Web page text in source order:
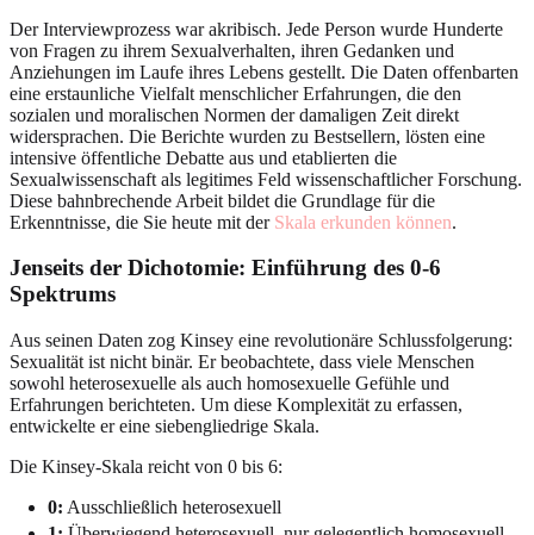
Der Interviewprozess war akribisch. Jede Person wurde Hunderte
von Fragen zu ihrem Sexualverhalten, ihren Gedanken und
Anziehungen im Laufe ihres Lebens gestellt. Die Daten offenbarten
eine erstaunliche Vielfalt menschlicher Erfahrungen, die den
sozialen und moralischen Normen der damaligen Zeit direkt
widersprachen. Die Berichte wurden zu Bestsellern, lösten eine
intensive öffentliche Debatte aus und etablierten die
Sexualwissenschaft als legitimes Feld wissenschaftlicher Forschung.
Diese bahnbrechende Arbeit bildet die Grundlage für die
Erkenntnisse, die Sie heute mit der Skala erkunden können.
Jenseits der Dichotomie: Einführung des 0-6
Spektrums
Aus seinen Daten zog Kinsey eine revolutionäre Schlussfolgerung:
Sexualität ist nicht binär. Er beobachtete, dass viele Menschen
sowohl heterosexuelle als auch homosexuelle Gefühle und
Erfahrungen berichteten. Um diese Komplexität zu erfassen,
entwickelte er eine siebengliedrige Skala.
Die Kinsey-Skala reicht von 0 bis 6:
0: Ausschließlich heterosexuell